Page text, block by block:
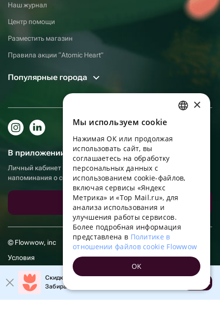
Наш журнал
Центр помощи
Разместить магазин
Правила акции “Atomic Heart”
Популярные города
В приложении еще удобнее!
Личный кабинет получателя, больше бонусов за покупки и
напоминания о событиях
Скачать приложение
© Flowwow, inc
Условия
Обработка персональных данных
Скидка 20% на первый заказ!
Забирайте промокод в приложении!
Открыть
ENGLISH
UKRAINIAN
PORTUGUESE
FRENCH
TURKISH
POLISH
×
Мы используем сookie
Нажимая ОК или продолжая
использовать сайт, вы
соглашаетесь на обработку
персональных данных с
использованием cookie-файлов,
включая сервисы «Яндекс
Метрика» и «Top Mail.ru», для
анализа использования и
улучшения работы сервисов.
Более подробная информация
представлена в Политике в
отношении файлов cookie Flowwow
OK